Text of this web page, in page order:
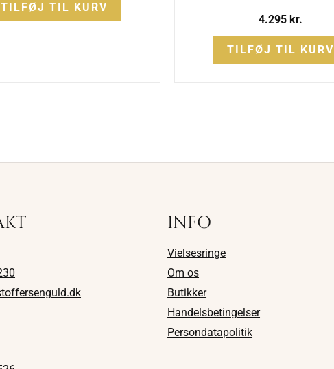
TILFØJ TIL KURV
4.295 kr.
TILFØJ TIL KURV
INFO
Vielsesringe
Om os
Butikker
Handelsbetingelser
Persondatapolitik